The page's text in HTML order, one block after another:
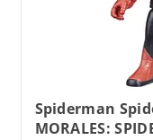
Spiderman
MORALES: